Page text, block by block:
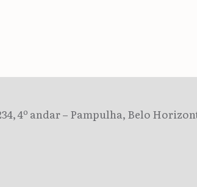
4º andar – Pampulha, Belo